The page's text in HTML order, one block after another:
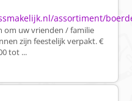
assortiment/
om uw vrienden / familie
zijn feestelijk verpakt. €
tot ...